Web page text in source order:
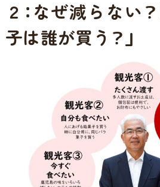
２：なぜ減らない
子は誰が買う？」